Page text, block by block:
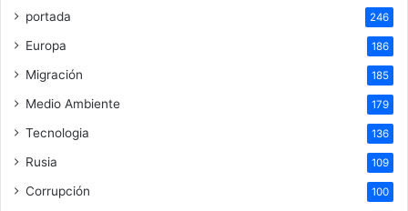
portada 246
Europa 186
Migración 185
Medio Ambiente 179
Tecnologia 136
Rusia 109
Corrupción 100